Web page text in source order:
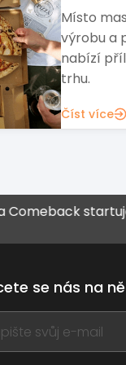
Ředitel
propojení
startuje
se nás na